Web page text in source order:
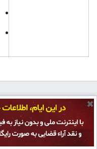
سیاست حفظ حریم خصوصی
✖